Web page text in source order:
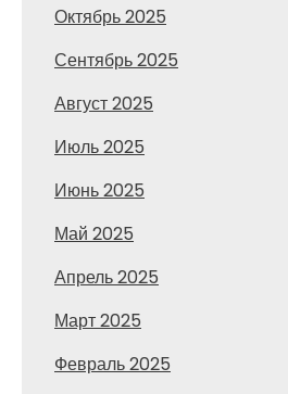
Октябрь 2025
Сентябрь 2025
Август 2025
Июль 2025
Июнь 2025
Май 2025
Апрель 2025
Март 2025
Февраль 2025